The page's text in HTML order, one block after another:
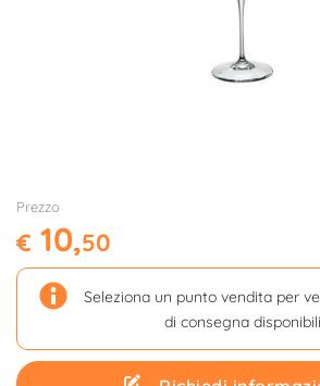
Prezzo
€ 10,50
Seleziona un punto vendita per
di consegna